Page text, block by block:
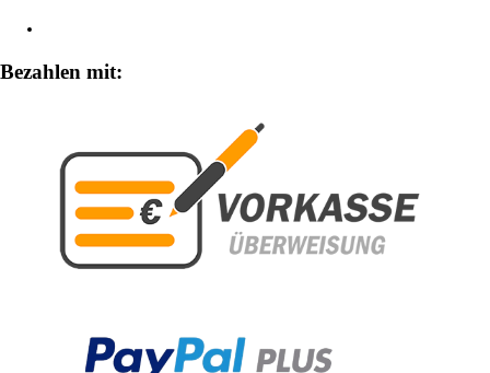
Bezahlen mit: